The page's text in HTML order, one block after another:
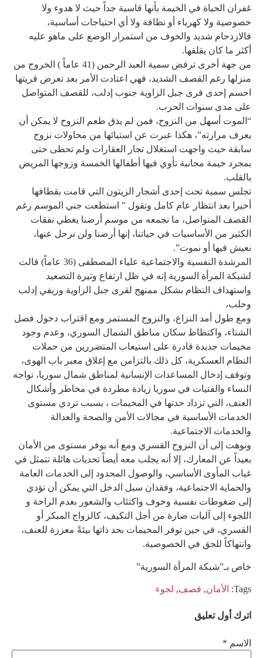
غفران الحياة في الخيمة بأنها قاسية جداً حيث لا هدوء ولا
خصوصية ولا كهرباء أو نظافة ولا أي احتياجات أساسية،
فالازدحام شديد والخوف من استمرار الوضع على ماهو عليه
أكثر ما كان يقلقها.
من جهة أخرى ترفض سمية العبد الرحمن (41 عاماً ) الخروج من
منزلها رغم القصف الشديد، فهي اعتادت الأمر بعد تعرض قريتها
احسم إحدى قرى جبل الزاوية جنوب إدلب، للقصف المتواصل
على مدى سنوات الحرب.
“الموت أسهل من النزوح، فمن لم يذق طعم النزوح لا يمكن أن
يعرف مرارته”، هكذا عبرت عن استيائها من محاولات نزوح
سابقة حيث واجهت استغلال تجار العقارات ولم تحظى حتى
بمجرد خيمة مجانية تأوي فيها أطفالها الخمسة وزوجها المريض
بالقلب.
تجلس سمية تحت إحدى أشجار الزيتون التي قامت بقطافها
أخيرا بعد انتظار عام كامل وتقول ” استطعت جني الموسم رغم
القصف المتواصل، ما نجمعه من موسم أرضنا يغطي نفقات
الكثير من الأساسيات في حياتنا، إنها أرضنا ولن نرحل عنها،
نعيش فيها أو نموت”.
المرشدة النفسية والاجتماعية علياء المصطفى (36 عاماً) قالت
لشبكة المرأة السورية إنه في ظل ارتفاع وتيرة التصعيد
واستهداف النظام بشكل ممنهج لقرى جبل الزاوية وريفي إدلب
وحلب،
ومع طول أمد النزاع، والنزوح المستمر ومع اقتراب دخول فصل
الشتاء، واكتظاظ سكان مناطق الشمال السوري، وعدم وجود
مخيمات جديدة قادرة على استيعاب المتضررين من حملات
النظام العسكرية، كل ذلك بالتزامن مع إغلاق معبر باب الهوى،
وتوقف إدخال المساعدات الإنسانية لمناطق شمال سوريا، تواجه
النساء والفتيات في سوريا زيادة مطردة في مخاطر وأشكال
العنف، التي تزداد حدتها في المخيمات ، بسبب تردي مستوى
الخدمات الأساسية في مجالات الأمن والصحة والعدالة
والخدمات الاجتماعية.
ونوهت إلى أن النزوح القسري ومع أنه يوفر مستوى من الأمان
بعيداً عن المعارك، إلا أنه يجلب معه أيضاً تحديات هائلة تتمثل في
غياب المأوى الأساسي، والوصول المحدود إلى الخدمات العامة
والحماية الاجتماعية، وفقدان سبل الدخل التي يمكن أن تؤدي
إلى ضغوطات نفسية وخوف واكتئاب والشعور بعدم الراحة و
اللجوء إلى آليات ضارة من أجل التكيف، كالزواج المبكر أو
القسري، في حين توفر المخيمات بحد ذاتها بيئةً معززة للعنف،
وانتهاكاً للحق في الخصوصية.
خاص بـ”شبكة المرأة السورية”
Tags: الأمان, قصف, لجوء
اترك أول تعليق
الاسم *